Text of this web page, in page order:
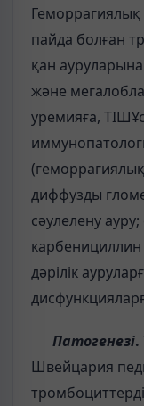
пайда болған
қан
және
уремияға,
диффузды
сәулелену
карбенициллин
дәрілік
Патогенезі.
Швейцария